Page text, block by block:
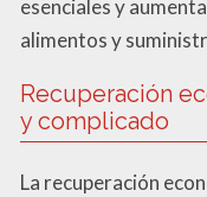
esenciales y
alimentos y
Recuperación
y complicado
La recuperación